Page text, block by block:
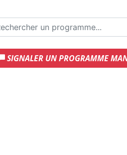
SIGNALER UN PROGRAMME